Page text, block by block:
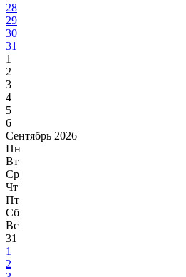
28
29
30
31
1
2
3
4
5
6
Сентябрь 2026
Пн
Вт
Ср
Чт
Пт
Сб
Вс
31
1
2